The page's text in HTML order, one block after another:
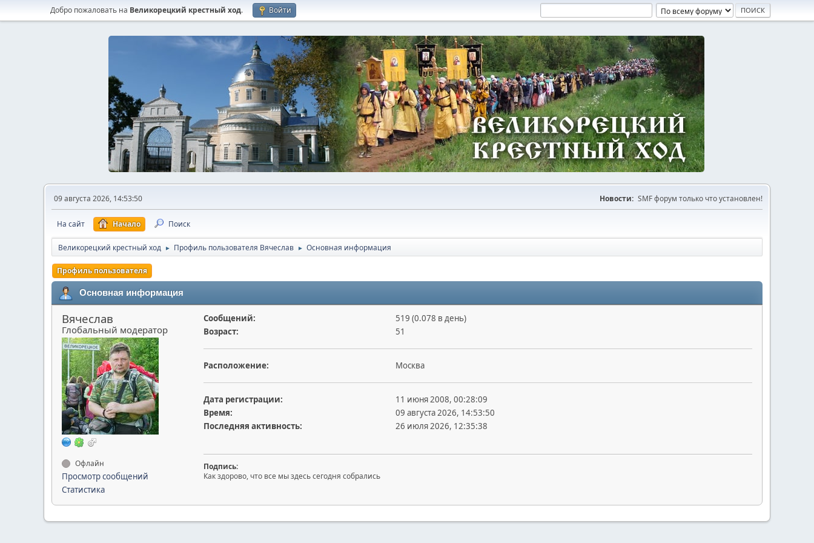
Добро пожаловать на Великорецкий крестный ход. Войти
09 августа 2026, 14:53:50 Новости: SMF форум только что установлен!
На сайт Начало Поиск
Великорецкий крестный ход ► Профиль пользователя Вячеслав ► Основная информация
Профиль пользователя
Основная информация
Вячеслав
Глобальный модератор
Офлайн
Просмотр сообщений
Статистика
Сообщений:
519 (0.078 в день)
Возраст:
51
Расположение: Москва
Дата регистрации:
11 июня 2008, 00:28:09
Время:
09 августа 2026, 14:53:50
Последняя активность:
26 июля 2026, 12:35:38
Подпись:
Как здорово, что все мы здесь сегодня собрались